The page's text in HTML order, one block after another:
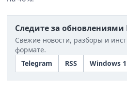
Следите за обновлениями
Свежие новости, разборы и
формате.
Telegram
RSS Windows